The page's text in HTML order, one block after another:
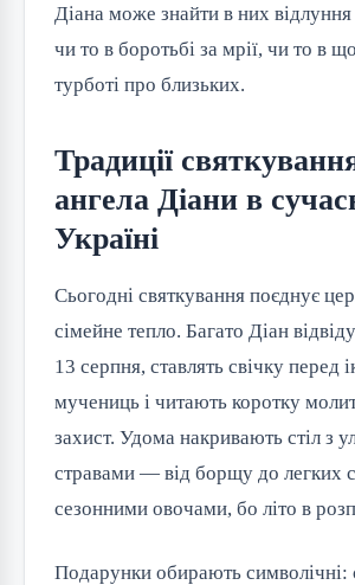
Діана може знайти в них відлуння
чи то в боротьбі за мрії, чи то в
турботі про близьких.
Традиції
ангела Діани в
Україні
Сьогодні святкування поєднує
сімейне тепло. Багато Діан
13 серпня, ставлять свічку перед
мучениць і читають коротку
захист. Удома накривають стіл з
стравами — від борщу до легких
сезонними овочами, бо літо в
Подарунки обирають символічні: